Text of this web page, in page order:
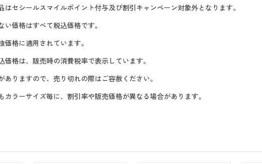
セシールスマイルポイント付与及び割引キャンペーン対象外となります。
価格はすべて税込価格です。
格に適用されています。
格は、販売時の消費税率で表示しています。
りますので、売り切れの際はご容赦ください。
ラーサイズ毎に、割引率や販売価格が異なる場合があります。